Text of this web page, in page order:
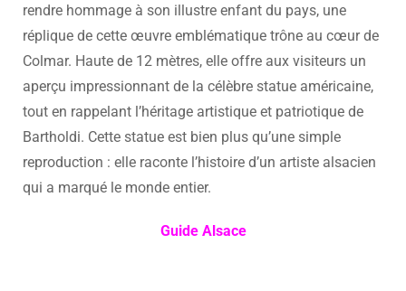
rendre hommage à son illustre enfant du pays, une
réplique de cette œuvre emblématique trône au cœur de
Colmar. Haute de 12 mètres, elle offre aux visiteurs un
aperçu impressionnant de la célèbre statue américaine,
tout en rappelant l’héritage artistique et patriotique de
Bartholdi. Cette statue est bien plus qu’une simple
reproduction : elle raconte l’histoire d’un artiste alsacien
qui a marqué le monde entier.
Guide Alsace